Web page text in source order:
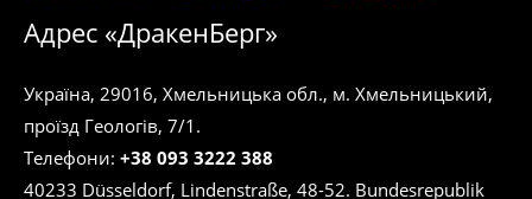
Адрес «ДракенБерг»
Україна, 29016, Хмельницька обл., м. Хмельницький,
проїзд Геологів, 7/1.
Телефони: +38 093 3222 388
40233 Düsseldorf, Lindenstraße, 48-52. Bundesrepublik